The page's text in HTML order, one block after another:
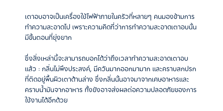
เตาอบอาจเป็นเครื่องใช้ไฟฟ้าภายในครัวที่หลายๆ คนมองข้ามการ
ทำความสะอาดไป เพราะความคิดที่ว่าการทำความสะอาดเตาอบนั้น
มีขั้นตอนที่ยุ่งยาก
ซึ่งสิ่งเหล่านี้จะสามารถบอกได้ว่าถึงเวลาทำความสะอาดเตาอบ
แล้ว : กลิ่นไม่พึงประสงค์, มีควันมากออกมามาก และคราบสกปรก
ที่ติดอยู่พื้นผิวเตาด้านล่าง ซึ่งกลิ่นนั้นอาจมาจากเศษอาหารและ
คราบน้ำมันจากอาหาร ทั้งยังอาจส่งผลต่อความปลอดภัยของการ
ใช้งานได้อีกด้วย